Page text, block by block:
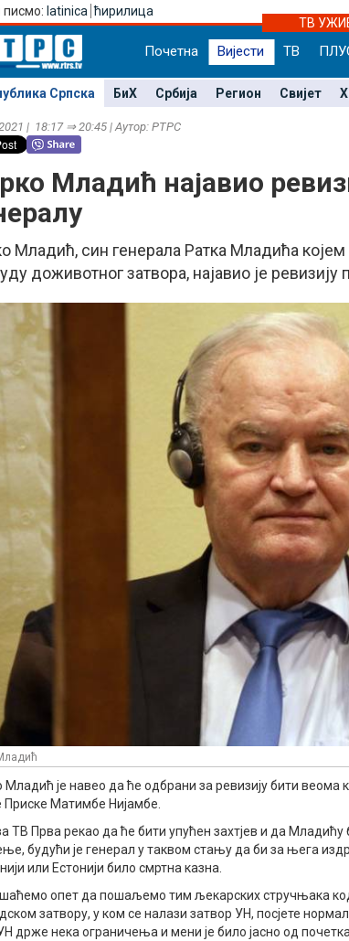
писмо: latinica ћирилица
ТВ
Почетна Вијести ТВ
Српска БиХ Србија Регион Свијет
| 18:17 ⇒ 20:45 | Аутор: РТРС
Младић најавио
Младић, син генерала Ратка Младића којем
доживотног затвора, најавио је ревизију
Младић је навео да ће одбрани за ревизију бити
Приске Матимбе Нијамбе.
ТВ Прва рекао да ће бити упућен захтјев и да
будући је генерал у таквом стању да би за њега
или Естонији било смртна казна.
опет да пошаљемо тим љекарских стручњака
затвору, у ком се налази затвор УН, посјете
држе нека ограничења и мени је било јасно од